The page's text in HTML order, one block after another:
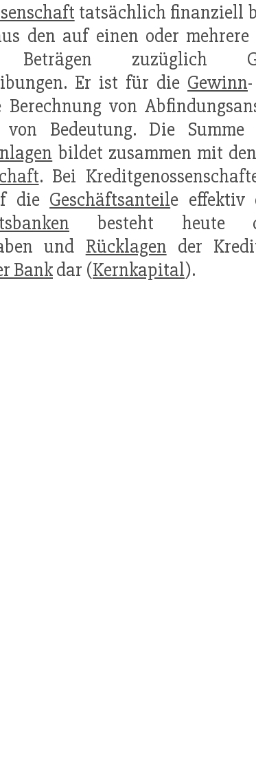
tatsächlich finanziell
den auf einen oder mehrere
Beträgen zuzüglich
Er ist für die Gewinn
Berechnung von
von Bedeutung. Die
bildet zusammen mit den
. Bei
die Geschäftsanteile effektiv
besteht heute
und Rücklagen der
Bankdar (Kernkapital).